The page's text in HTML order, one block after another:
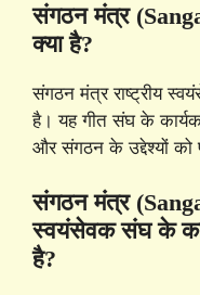
संगठन मंत्र
क्या है?
संगठन मंत्र राष्ट्रीय
है। यह गीत संघ के
और संगठन के उद्देश्यों को
संगठन मंत्र
स्वयंसेवक संघ के
है?